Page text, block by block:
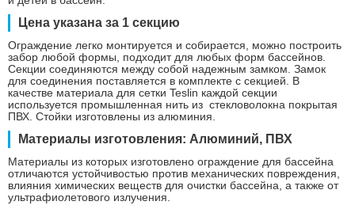
Цена указана за 1 секцию
Ограждение легко монтируется и собирается, можно построить
забор любой формы, подходит для любых форм бассейнов.
Секции соединяются между собой надежным замком. Замок
для соединения поставляется в комплекте с секцией. В
качестве материала для сетки Teslin каждой секции
используется промышленная нить из стекловолокна покрытая
ПВХ. Стойки изготовлены из алюминия.
Материалы изготовления: Алюминий, ПВХ
Материалы из которых изготовлено ограждение для бассейна
отличаются устойчивостью против механических повреждения,
влияния химических веществ для очистки бассейна, а также от
ультрафиолетового излучения.